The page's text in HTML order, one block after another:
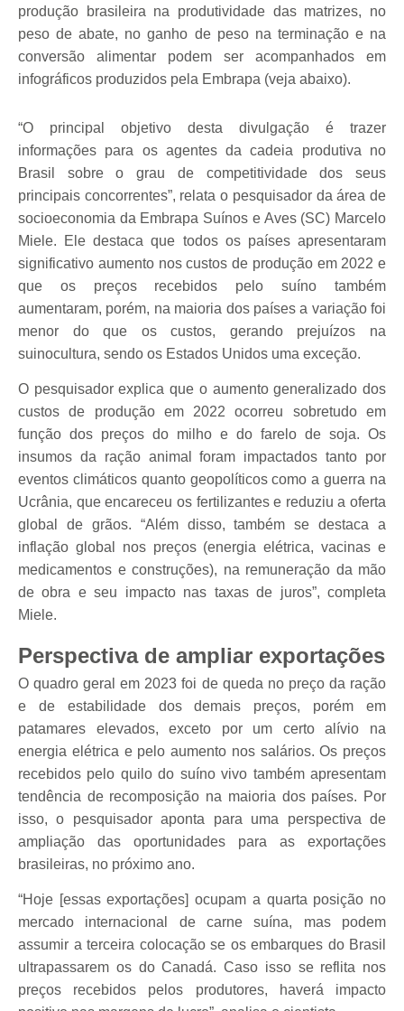
produção brasileira na produtividade das matrizes, no
peso de abate, no ganho de peso na terminação e na
conversão alimentar podem ser acompanhados em
infográficos produzidos pela Embrapa (veja abaixo).
“O principal objetivo desta divulgação é trazer
informações para os agentes da cadeia produtiva no
Brasil sobre o grau de competitividade dos seus
principais concorrentes”, relata o pesquisador da área de
socioeconomia da Embrapa Suínos e Aves (SC) Marcelo
Miele. Ele destaca que todos os países apresentaram
significativo aumento nos custos de produção em 2022 e
que os preços recebidos pelo suíno também
aumentaram, porém, na maioria dos países a variação foi
menor do que os custos, gerando prejuízos na
suinocultura, sendo os Estados Unidos uma exceção.
O pesquisador explica que o aumento generalizado dos
custos de produção em 2022 ocorreu sobretudo em
função dos preços do milho e do farelo de soja. Os
insumos da ração animal foram impactados tanto por
eventos climáticos quanto geopolíticos como a guerra na
Ucrânia, que encareceu os fertilizantes e reduziu a oferta
global de grãos. “Além disso, também se destaca a
inflação global nos preços (energia elétrica, vacinas e
medicamentos e construções), na remuneração da mão
de obra e seu impacto nas taxas de juros”, completa
Miele.
Perspectiva de ampliar exportações
O quadro geral em 2023 foi de queda no preço da ração
e de estabilidade dos demais preços, porém em
patamares elevados, exceto por um certo alívio na
energia elétrica e pelo aumento nos salários. Os preços
recebidos pelo quilo do suíno vivo também apresentam
tendência de recomposição na maioria dos países. Por
isso, o pesquisador aponta para uma perspectiva de
ampliação das oportunidades para as exportações
brasileiras, no próximo ano.
“Hoje [essas exportações] ocupam a quarta posição no
mercado internacional de carne suína, mas podem
assumir a terceira colocação se os embarques do Brasil
ultrapassarem os do Canadá. Caso isso se reflita nos
preços recebidos pelos produtores, haverá impacto